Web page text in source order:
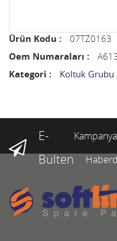
Ürün Kodu :
07TZ0163
Oem Numaraları :
Kategori :
Koltuk Grubu
E-
Bülten